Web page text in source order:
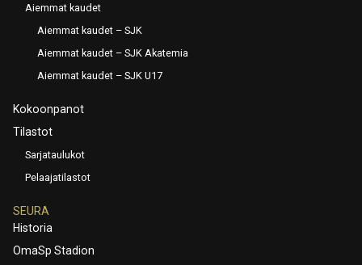
Aiemmat kaudet
Aiemmat kaudet – SJK
Aiemmat kaudet – SJK Akatemia
Aiemmat kaudet – SJK U17
Kokoonpanot
Tilastot
Sarjataulukot
Pelaajatilastot
SEURA
Historia
OmaSp Stadion